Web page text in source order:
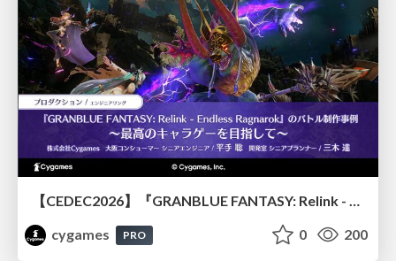
【CEDEC2026】『GRANBLUE FANTASY: Relink - Endless Ragnarok』のバトル制作事例 ～最高のキャラゲーを目指して～
cygames
PRO 0 200